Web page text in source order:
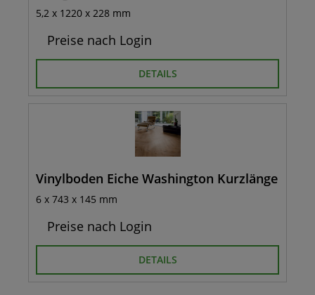
5,2 x 1220 x 228 mm
Preise nach Login
DETAILS
Vinylboden Eiche Washington Kurzlänge
6 x 743 x 145 mm
Preise nach Login
DETAILS